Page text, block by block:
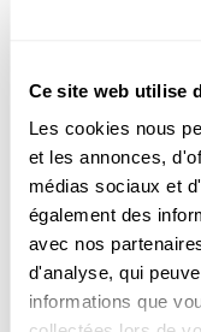
Ce site web utilise
Les cookies nous
et les annonces,
médias sociaux et
également des
avec nos
d'analyse, qui
informations que
Université du